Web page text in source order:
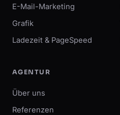
E-Mail-Marketing
Grafik
Ladezeit & PageSpeed
AGENTUR
Über uns
Referenzen